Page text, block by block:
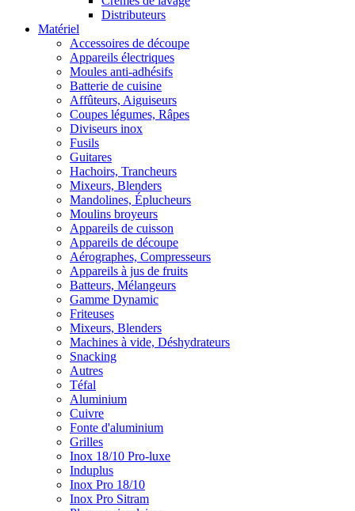
Distributeurs
Matériel
Accessoires de découpe
Appareils électriques
Moules anti-adhésifs
Batterie de cuisine
Affûteurs, Aiguiseurs
Coupes légumes, Râpes
Diviseurs inox
Fusils
Guitares
Hachoirs, Trancheurs
Mixeurs, Blenders
Mandolines, Éplucheurs
Moulins broyeurs
Appareils de cuisson
Appareils de découpe
Aérographes, Compresseurs
Appareils à jus de fruits
Batteurs, Mélangeurs
Gamme Dynamic
Friteuses
Mixeurs, Blenders
Machines à vide, Déshydrateurs
Snacking
Autres
Téfal
Aluminium
Cuivre
Fonte d'aluminium
Grilles
Inox 18/10 Pro-luxe
Induplus
Inox Pro 18/10
Inox Pro Sitram